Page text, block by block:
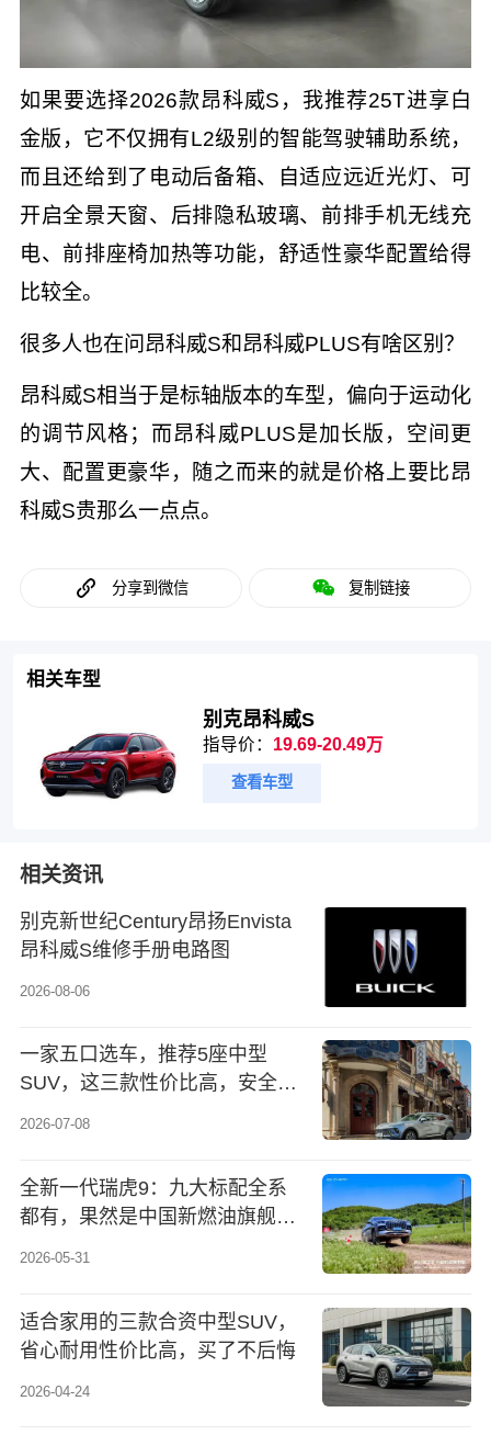
如果要选择2026款昂科威S，我推荐25T进享白
金版，它不仅拥有L2级别的智能驾驶辅助系统，
而且还给到了电动后备箱、自适应远近光灯、可
开启全景天窗、后排隐私玻璃、前排手机无线充
电、前排座椅加热等功能，舒适性豪华配置给得
比较全。
很多人也在问昂科威S和昂科威PLUS有啥区别？
昂科威S相当于是标轴版本的车型，偏向于运动化
的调节风格；而昂科威PLUS是加长版，空间更
大、配置更豪华，随之而来的就是价格上要比昂
科威S贵那么一点点。
分享到微信 复制链接
相关车型
别克昂科威S
指导价： 19.69-20.49万
查看车型
相关资讯
别克新世纪Century昂扬Envista
昂科威S维修手册电路图
2026-08-06
一家五口选车，推荐5座中型
SUV，这三款性价比高，安全舒
2026-07-08
全新一代瑞虎9：九大标配全系
都有，果然是中国新燃油旗舰
2026-05-31
适合家用的三款合资中型SUV，
省心耐用性价比高，买了不后悔
2026-04-24